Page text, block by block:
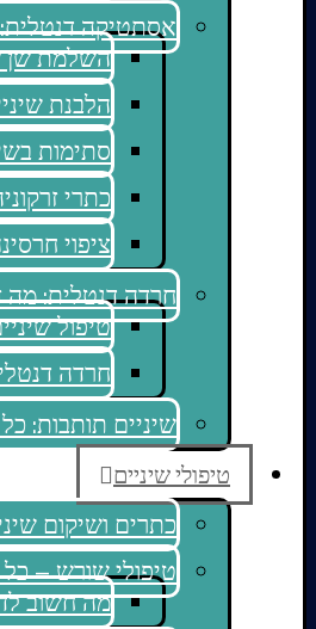
אסתטיקה
השלמת שן
הלבנת
סתימות
כתרי
ציפוי
חרדה דנטלית: מה
טיפול
חרדה
שיניים תותבות:
טיפולי שיניים
כתרים ושיקום
טיפולי שורש –
מה חשוב